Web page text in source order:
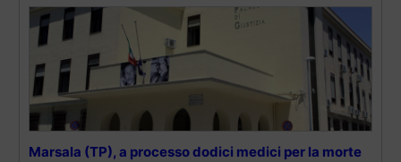
Marsala (TP), a processo dodici medici per la morte